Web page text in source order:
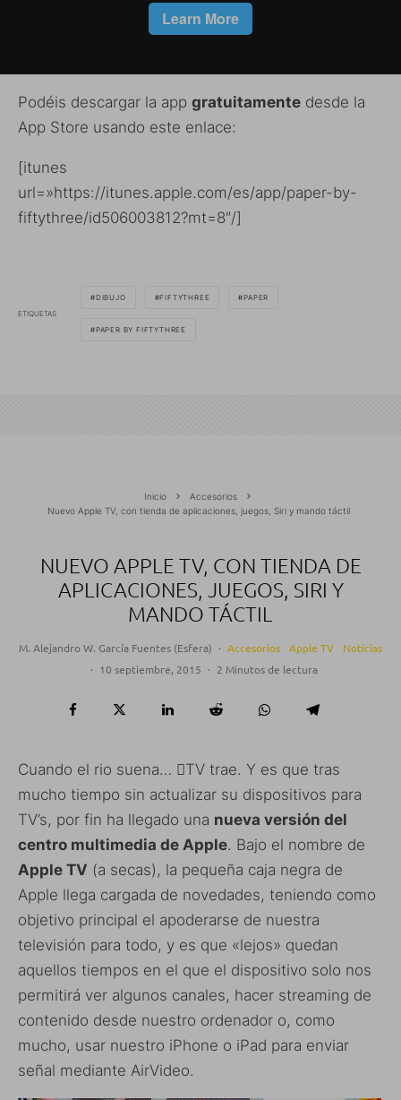
Podéis descargar la app gratuitamente desde la
App Store usando este enlace:
[itunes
url=»https://itunes.apple.com/es/app/paper-by-
fiftythree/id506003812?mt=8″/]
ETIQUETAS
DIBUJO FIFTYTHREE PAPER
PAPER BY FIFTYTHREE
Inicio
Accesorios
Nuevo Apple TV, con tienda de aplicaciones, juegos, Siri y mando táctil
NUEVO APPLE TV, CON TIENDA DE
APLICACIONES, JUEGOS, SIRI Y
MANDO TÁCTIL
M. Alejandro W. García Fuentes (Esfera) · Accesorios Apple TV
Noticias
· 10 septiembre, 2015 · 2 Minutos de lectura
Cuando el rio suena… TV trae. Y es que tras
mucho tiempo sin actualizar su dispositivos para
TV’s, por fin ha llegado una nueva versión del
centro multimedia de Apple. Bajo el nombre de
Apple TV (a secas), la pequeña caja negra de
Apple llega cargada de novedades, teniendo como
objetivo principal el apoderarse de nuestra
televisión para todo, y es que «lejos» quedan
aquellos tiempos en el que el dispositivo solo nos
permitirá ver algunos canales, hacer streaming de
contenido desde nuestro ordenador o, como
mucho, usar nuestro iPhone o iPad para enviar
señal mediante AirVideo.